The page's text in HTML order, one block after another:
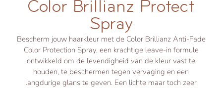
Color Brillianz Protect
Spray
Bescherm jouw haarkleur met de Color Brillianz Anti-Fade
Color Protection Spray, een krachtige leave-in formule
ontwikkeld om de levendigheid van de kleur vast te
houden, te beschermen tegen vervaging en een
langdurige glans te geven. Een lichte maar toch zeer